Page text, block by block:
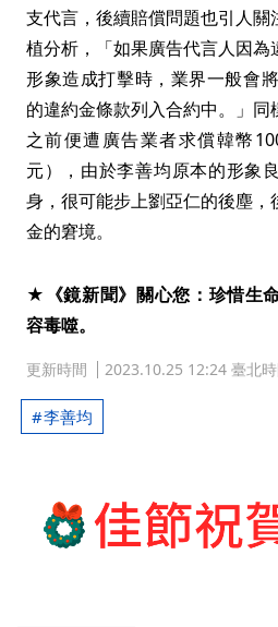
支代言，後續賠償問題也引人
植分析，「如果廣告代言人因
形象造成打擊時，業界一般會
的違約金條款列入合約中。」同
之前便遭廣告業者求償韓幣
元），由於李善均原本的形象
身，很可能步上劉亞仁的後塵
金的窘境。
★《鏡新聞》關心您：珍惜生
容毒噬。
更新時間 2023.10.25 12:24 臺北
李善均